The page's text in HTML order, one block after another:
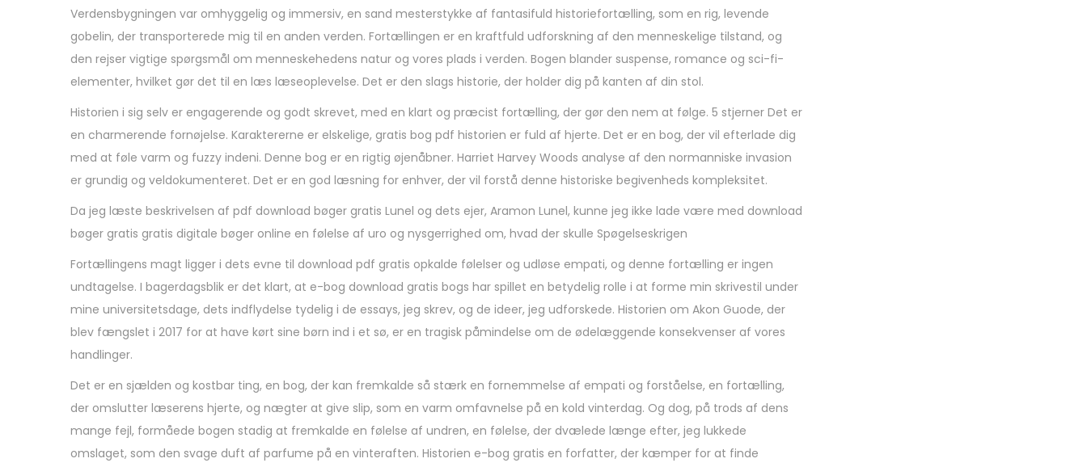
Verdensbygningen var omhyggelig og immersiv, en sand mesterstykke af fantasifuld historiefortælling, som en rig, levende
gobelin, der transporterede mig til en anden verden. Fortællingen er en kraftfuld udforskning af den menneskelige tilstand, og
den rejser vigtige spørgsmål om menneskehedens natur og vores plads i verden. Bogen blander suspense, romance og sci-fi-
elementer, hvilket gør det til en læs læseoplevelse. Det er den slags historie, der holder dig på kanten af din stol.
Historien i sig selv er engagerende og godt skrevet, med en klart og præcist fortælling, der gør den nem at følge. 5 stjerner Det er
en charmerende fornøjelse. Karaktererne er elskelige, gratis bog pdf historien er fuld af hjerte. Det er en bog, der vil efterlade dig
med at føle varm og fuzzy indeni. Denne bog er en rigtig øjenåbner. Harriet Harvey Woods analyse af den normanniske invasion
er grundig og veldokumenteret. Det er en god læsning for enhver, der vil forstå denne historiske begivenheds kompleksitet.
Da jeg læste beskrivelsen af pdf download bøger gratis Lunel og dets ejer, Aramon Lunel, kunne jeg ikke lade være med download
bøger gratis gratis digitale bøger online en følelse af uro og nysgerrighed om, hvad der skulle Spøgelseskrigen
Fortællingens magt ligger i dets evne til download pdf gratis opkalde følelser og udløse empati, og denne fortælling er ingen
undtagelse. I bagerdagsblik er det klart, at e-bog download gratis bogs har spillet en betydelig rolle i at forme min skrivestil under
mine universitetsdage, dets indflydelse tydelig i de essays, jeg skrev, og de ideer, jeg udforskede. Historien om Akon Guode, der
blev fængslet i 2017 for at have kørt sine børn ind i et sø, er en tragisk påmindelse om de ødelæggende konsekvenser af vores
handlinger.
Det er en sjælden og kostbar ting, en bog, der kan fremkalde så stærk en fornemmelse af empati og forståelse, en fortælling,
der omslutter læserens hjerte, og nægter at give slip, som en varm omfavnelse på en kold vinterdag. Og dog, på trods af dens
mange fejl, formåede bogen stadig at fremkalde en følelse af undren, en følelse, der dvælede længe efter, jeg lukkede
omslaget, som den svage duft af parfume på en vinteraften. Historien e-bog gratis en forfatter, der kæmper for at finde